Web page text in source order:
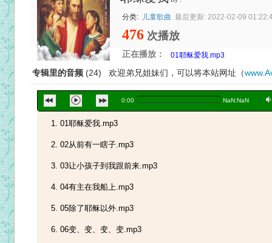
分类: 儿童歌曲 最后更新: 2022-02-09
476 次播放
正在播放：
专辑里的音频 (24) 欢迎弟兄姐妹们，可以将本站网址（
0:00 NaN:NaN a
01耶稣爱我.mp3
01耶稣爱我.mp3
02从前有一瞎子.mp3
03让小孩子到我跟前来.mp3
04有主在我船上.mp3
05除了耶稣以外.mp3
06变、变、变、变.mp3